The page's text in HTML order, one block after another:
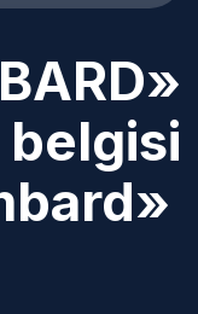
belgisi